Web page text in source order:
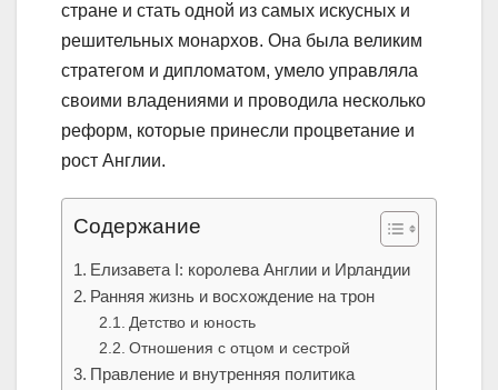
стране и стать одной из самых искусных и
решительных монархов. Она была великим
стратегом и дипломатом, умело управляла
своими владениями и проводила несколько
реформ, которые принесли процветание и
рост Англии.
Содержание
Елизавета I: королева Англии и Ирландии
Ранняя жизнь и восхождение на трон
Детство и юность
Отношения с отцом и сестрой
Правление и внутренняя политика